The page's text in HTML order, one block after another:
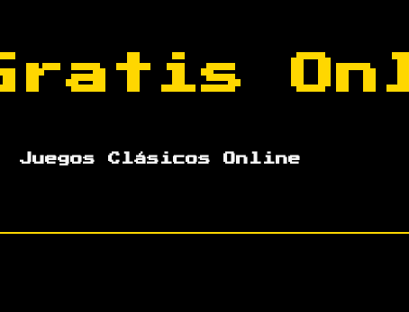
Gratis
Juegos Clásicos Online